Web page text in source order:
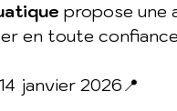
propose une
en toute
janvier 2026📍